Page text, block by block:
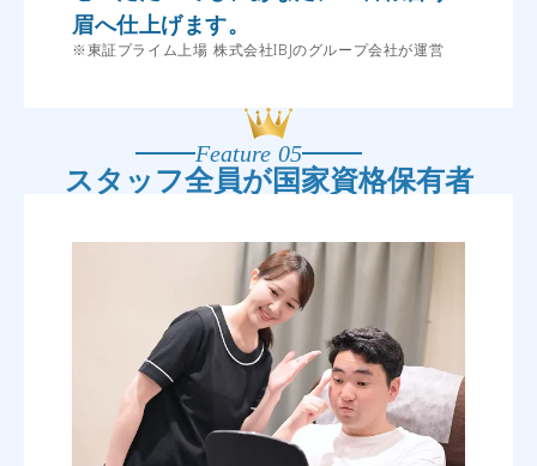
眉へ仕上げます。
※東証プライム上場 株式会社IBJのグループ会社が運営
Feature 05
スタッフ全員が国家資格保有者